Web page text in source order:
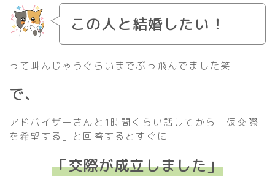
この人と結婚したい！
って叫んじゃうぐらいまでぶっ飛んでました笑
で、
アドバイザーさんと1時間くらい話してから「仮交際
を希望する」と回答するとすぐに
「交際が成立しました」